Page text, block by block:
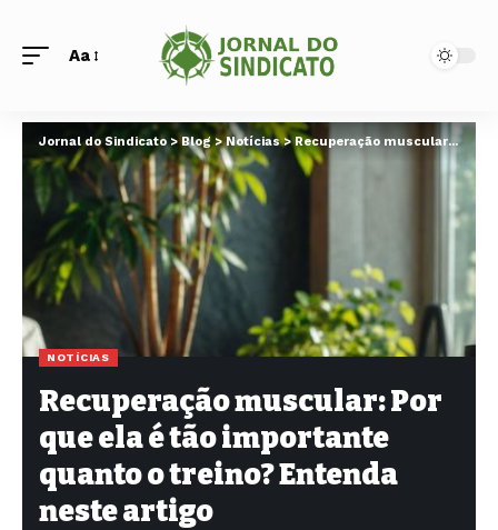
Aa
Jornal do Sindicato>Blog>Notícias>Recuperação muscular: Por que ela é tão importante quanto o treino? Entenda neste artigo
NOTÍCIAS
Recuperação muscular: Por
que ela é tão importante
quanto o treino? Entenda
neste artigo